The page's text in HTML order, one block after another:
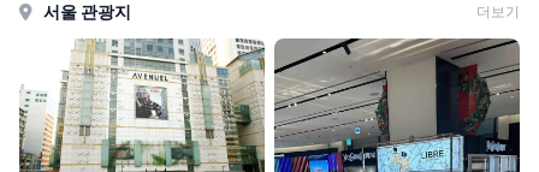
서울 관광지 더보기